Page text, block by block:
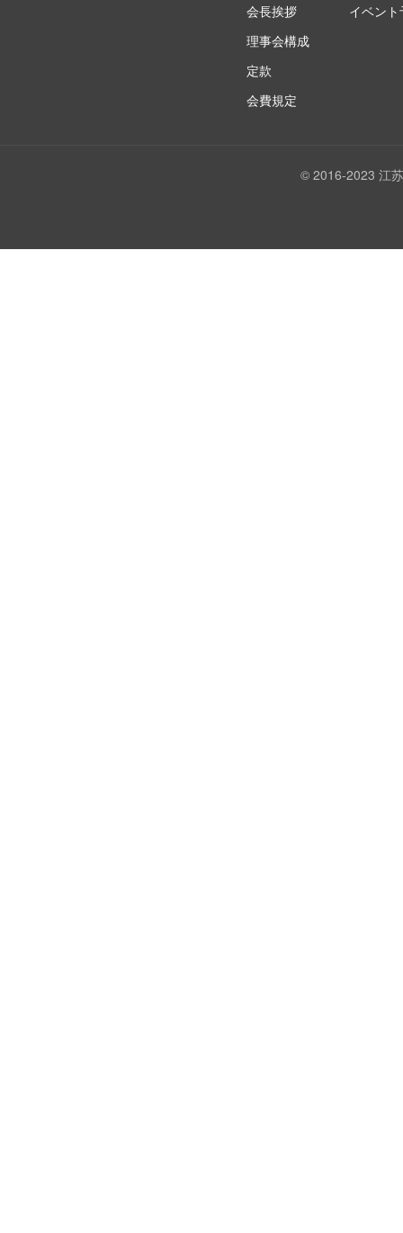
会長挨拶
理事会構成
定款
会費規定
イベン
© 2016-2023 江